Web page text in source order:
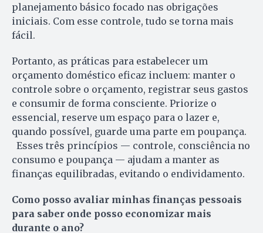
planejamento básico focado nas obrigações
iniciais. Com esse controle, tudo se torna mais
fácil.
Portanto, as práticas para estabelecer um
orçamento doméstico eficaz incluem: manter o
controle sobre o orçamento, registrar seus gastos
e consumir de forma consciente. Priorize o
essencial, reserve um espaço para o lazer e,
quando possível, guarde uma parte em poupança.
Esses três princípios — controle, consciência no
consumo e poupança — ajudam a manter as
finanças equilibradas, evitando o endividamento.
Como posso avaliar minhas finanças pessoais
para saber onde posso economizar mais
durante o ano?